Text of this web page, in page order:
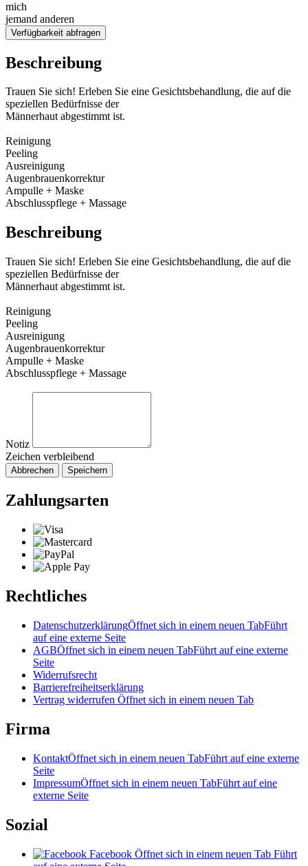
mich
jemand anderen
Verfügbarkeit abfragen
Beschreibung
Trauen Sie sich! Erleben Sie eine Gesichtsbehandlung, die auf die
speziellen Bedürfnisse der
Männerhaut abgestimmt ist.
Reinigung
Peeling
Ausreinigung
Augenbrauenkorrektur
Ampulle + Maske
Abschlusspflege + Massage
Beschreibung
Trauen Sie sich! Erleben Sie eine Gesichtsbehandlung, die auf die
speziellen Bedürfnisse der
Männerhaut abgestimmt ist.
Reinigung
Peeling
Ausreinigung
Augenbrauenkorrektur
Ampulle + Maske
Abschlusspflege + Massage
Notiz
Zeichen verbleibend
Abbrechen Speichern
Zahlungsarten
Rechtliches
DatenschutzerklärungÖffnet sich in einem neuen TabFührt
auf eine externe Seite
AGBÖffnet sich in einem neuen TabFührt auf eine externe
Seite
Widerrufsrecht
Barrierefreiheitserklärung
Vertrag widerrufen Öffnet sich in einem neuen Tab
Firma
KontaktÖffnet sich in einem neuen TabFührt auf eine externe
Seite
ImpressumÖffnet sich in einem neuen TabFührt auf eine
externe Seite
Sozial
Facebook Öffnet sich in einem neuen Tab Führt